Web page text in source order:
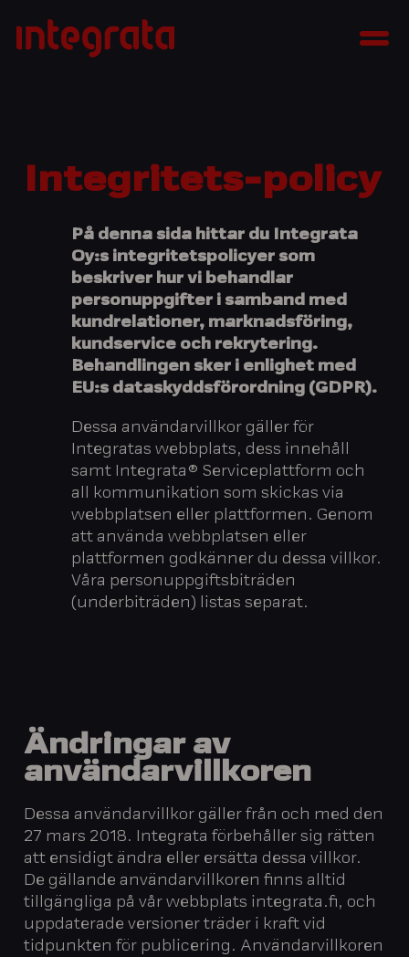
content
Integrata
Integritets-policy
På denna sida hittar du Integrata
Oy:s integritetspolicyer som
beskriver hur vi behandlar
personuppgifter i samband med
kundrelationer, marknadsföring,
kundservice och rekrytering.
Behandlingen sker i enlighet med
EU:s dataskyddsförordning (GDPR).
Dessa användarvillkor gäller för
Integratas webbplats, dess innehåll
samt Integrata® Serviceplattform och
all kommunikation som skickas via
webbplatsen eller plattformen. Genom
att använda webbplatsen eller
plattformen godkänner du dessa villkor.
Våra personuppgiftsbiträden
(underbiträden) listas separat.
Ändringar av
användarvillkoren
Dessa användarvillkor gäller från och med den
27 mars 2018. Integrata förbehåller sig rätten
att ensidigt ändra eller ersätta dessa villkor.
De gällande användarvillkoren finns alltid
tillgängliga på vår webbplats integrata.fi, och
uppdaterade versioner träder i kraft vid
tidpunkten för publicering. Användarvillkoren